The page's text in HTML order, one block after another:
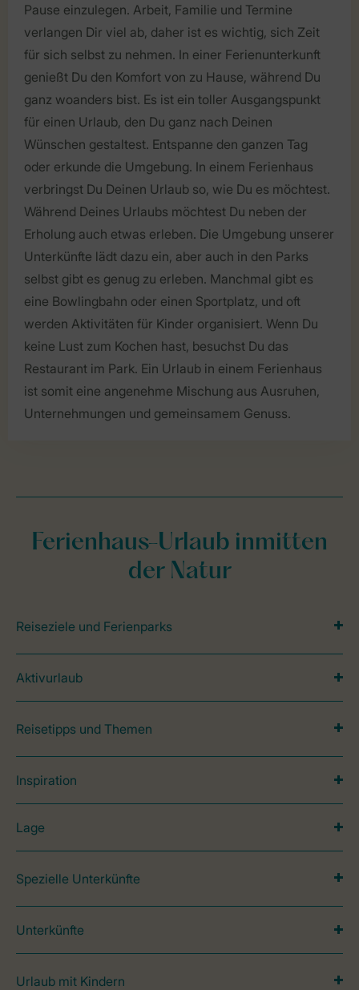
Pause einzulegen. Arbeit, Familie und Termine
verlangen Dir viel ab, daher ist es wichtig, sich Zeit
für sich selbst zu nehmen. In einer Ferienunterkunft
genießt Du den Komfort von zu Hause, während Du
ganz woanders bist. Es ist ein toller Ausgangspunkt
für einen Urlaub, den Du ganz nach Deinen
Wünschen gestaltest. Entspanne den ganzen Tag
oder erkunde die Umgebung. In einem Ferienhaus
verbringst Du Deinen Urlaub so, wie Du es möchtest.
Während Deines Urlaubs möchtest Du neben der
Erholung auch etwas erleben. Die Umgebung unserer
Unterkünfte lädt dazu ein, aber auch in den Parks
selbst gibt es genug zu erleben. Manchmal gibt es
eine Bowlingbahn oder einen Sportplatz, und oft
werden Aktivitäten für Kinder organisiert. Wenn Du
keine Lust zum Kochen hast, besuchst Du das
Restaurant im Park. Ein Urlaub in einem Ferienhaus
ist somit eine angenehme Mischung aus Ausruhen,
Unternehmungen und gemeinsamem Genuss.
Ferienhaus-Urlaub inmitten
der Natur
Reiseziele und Ferienparks
Aktivurlaub
Reisetipps und Themen
Inspiration
Lage
Spezielle Unterkünfte
Unterkünfte
Urlaub mit Kindern